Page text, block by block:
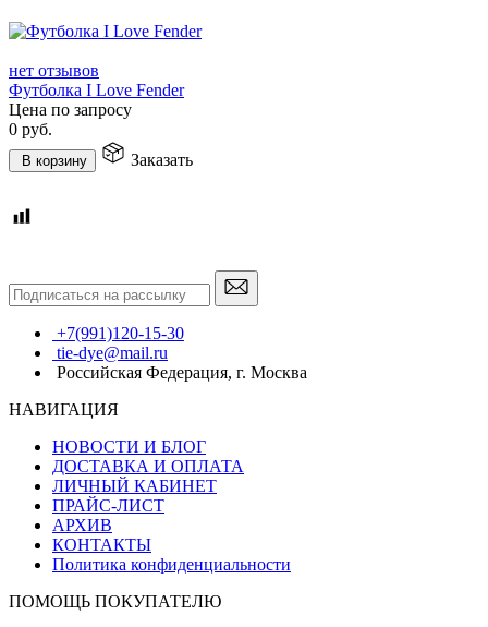
нет отзывов
Футболка I Love Fender
Цена по запросу
0 руб.
В корзину Заказать
+7(991)120-15-30
tie-dye@mail.ru
Российская Федерация, г. Москва
НАВИГАЦИЯ
НОВОСТИ И БЛОГ
ДОСТАВКА И ОПЛАТА
ЛИЧНЫЙ КАБИНЕТ
ПРАЙС-ЛИСТ
АРХИВ
КОНТАКТЫ
Политика конфиденциальности
ПОМОЩЬ ПОКУПАТЕЛЮ